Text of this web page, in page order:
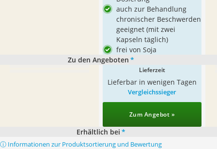
auch zur Behandlung
chronischer Beschwerden
geeignet (mit zwei
Kapseln täglich)
frei von Soja
Zu den Angeboten *
Lieferzeit
Lieferbar in wenigen Tagen
Vergleichssieger
Zum Angebot »
Erhältlich bei *
ⓘ Informationen zur Produktsortierung und Bewertung